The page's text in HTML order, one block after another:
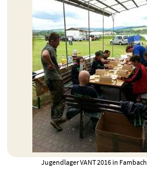
Jugendlager VANT 2016 in Fambach